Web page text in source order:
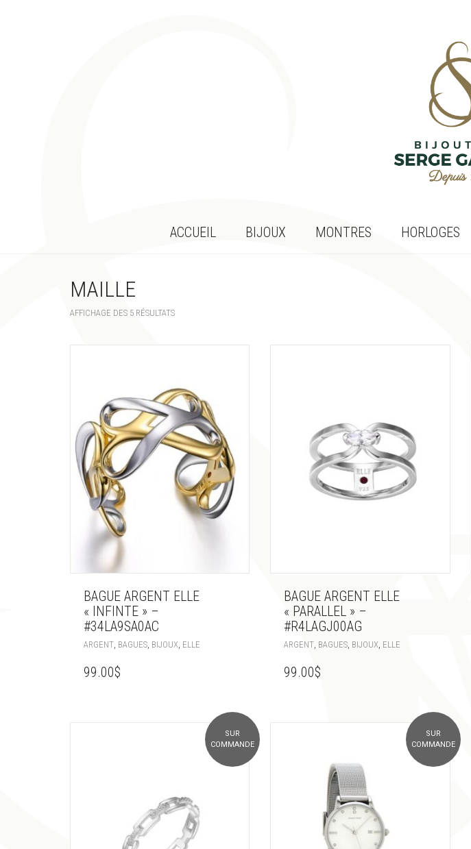
ACCUEIL BIJOUX MONTRES HORLOGES
MAILLE
AFFICHAGE DES 5 RÉSULTATS
BAGUE ARGENT ELLE
« INFINTE » –
#34LA9SA0AC
ARGENT, BAGUES, BIJOUX, ELLE
99.00$
BAGUE ARGENT ELLE
« PARALLEL » –
#R4LAGJ00AG
ARGENT, BAGUES, BIJOUX, ELLE
99.00$
SUR
COMMANDE
SUR
COMMANDE